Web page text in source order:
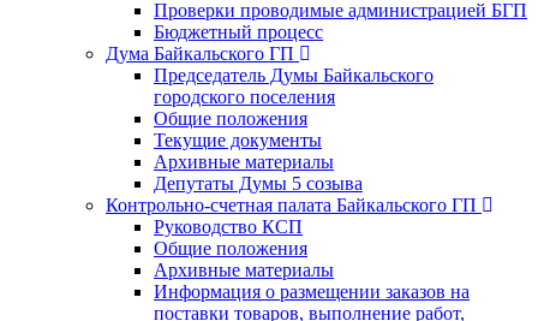
Проверки проводимые администрацией БГП
Бюджетный процесс
Дума Байкальского ГП
Председатель Думы Байкальского
городского поселения
Общие положения
Текущие документы
Архивные материалы
Депутаты Думы 5 созыва
Контрольно-счетная палата Байкальского ГП
Руководство КСП
Общие положения
Архивные материалы
Информация о размещении заказов на
поставки товаров, выполнение работ,